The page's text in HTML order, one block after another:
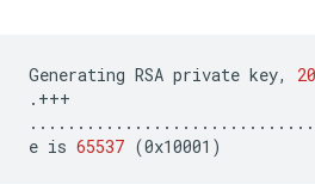
Generating RSA private key,
.+++
e is 65537 (0x10001 )